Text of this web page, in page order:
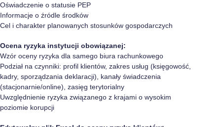
Oświadczenie o statusie PEP
Informacje o źródle środków
Cel i charakter planowanych stosunków gospodarczych
Ocena ryzyka instytucji obowiązanej:
Wzór oceny ryzyka dla samego biura rachunkowego
Podział na czynniki: profil klientów, zakres usług (księgowość,
kadry, sporządzania deklaracji), kanały świadczenia
(stacjonarnie/online), zasięg terytorialny
Uwzględnienie ryzyka związanego z krajami o wysokim
poziomie korupcji